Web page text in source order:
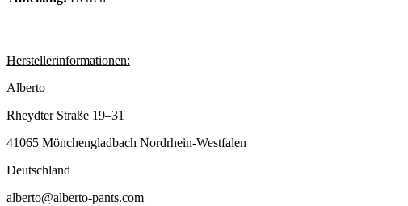
Herstellerinformationen:
Alberto
Rheydter Straße 19–31
41065 Mönchengladbach Nordrhein-Westfalen
Deutschland
alberto@alberto-pants.com